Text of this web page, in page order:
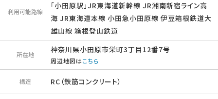
利用可能路線
「小田原駅」JR東海道新幹線 JR湘南新宿ライン高
海 JR東海道本線 小田急小田原線 伊豆箱根鉄道大
雄山線 箱根登山鉄道
所在地
神奈川県小田原市栄町3丁目12番7号
周辺地図はこちら
構造 RC（鉄筋コンクリート）